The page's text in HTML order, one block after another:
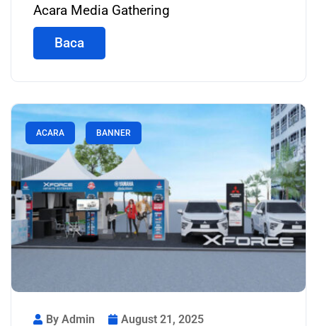
Acara Media Gathering
Baca
ACARA BANNER
By Admin August 21, 2025